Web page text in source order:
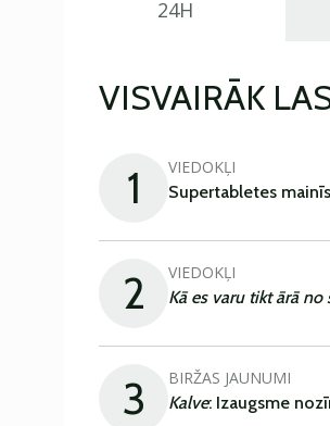
24H
VISVAIRĀK
1 VIEDOKĻI
Supertabletes
2 VIEDOKĻI
Kā es varu tikt ārā no
3 BIRŽAS JAUNUMI
Kalve: Izaugsme